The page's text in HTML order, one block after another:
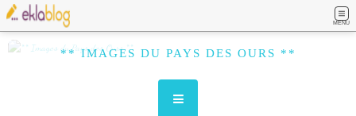
MENU
** IMAGES DU PAYS DES OURS **